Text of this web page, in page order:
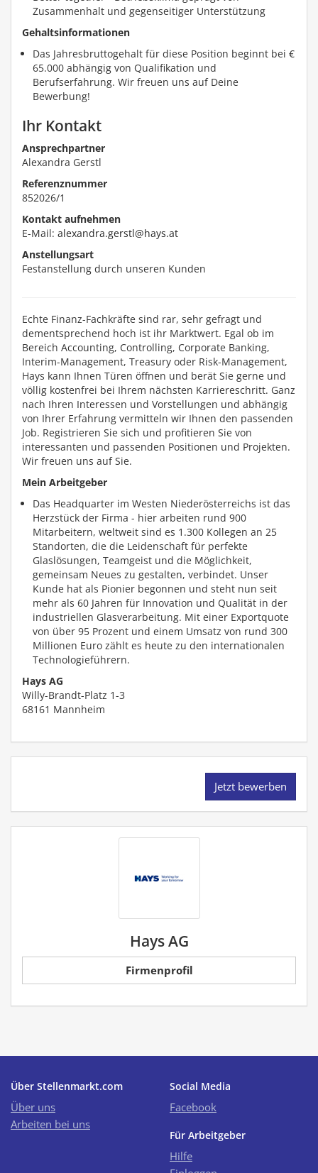
Zusammenhalt und gegenseitiger Unterstützung
Gehaltsinformationen
Das Jahresbruttogehalt für diese Position beginnt bei €
65.000 abhängig von Qualifikation und
Berufserfahrung. Wir freuen uns auf Deine
Bewerbung!
Ihr Kontakt
Ansprechpartner
Alexandra Gerstl
Referenznummer
852026/1
Kontakt aufnehmen
E-Mail: alexandra.gerstl@hays.at
Anstellungsart
Festanstellung durch unseren Kunden
Echte Finanz-Fachkräfte sind rar, sehr gefragt und
dementsprechend hoch ist ihr Marktwert. Egal ob im
Bereich Accounting, Controlling, Corporate Banking,
Interim-Management, Treasury oder Risk-Management,
Hays kann Ihnen Türen öffnen und berät Sie gerne und
völlig kostenfrei bei Ihrem nächsten Karriereschritt. Ganz
nach Ihren Interessen und Vorstellungen und abhängig
von Ihrer Erfahrung vermitteln wir Ihnen den passenden
Job. Registrieren Sie sich und profitieren Sie von
interessanten und passenden Positionen und Projekten.
Wir freuen uns auf Sie.
Mein Arbeitgeber
Das Headquarter im Westen Niederösterreichs ist das
Herzstück der Firma - hier arbeiten rund 900
Mitarbeitern, weltweit sind es 1.300 Kollegen an 25
Standorten, die die Leidenschaft für perfekte
Glaslösungen, Teamgeist und die Möglichkeit,
gemeinsam Neues zu gestalten, verbindet. Unser
Kunde hat als Pionier begonnen und steht nun seit
mehr als 60 Jahren für Innovation und Qualität in der
industriellen Glasverarbeitung. Mit einer Exportquote
von über 95 Prozent und einem Umsatz von rund 300
Millionen Euro zählt es heute zu den internationalen
Technologieführern.
Hays AG
Willy-Brandt-Platz 1-3
68161 Mannheim
Jetzt bewerben
Hays AG
Firmenprofil
Über Stellenmarkt.com
Über uns
Arbeiten bei uns
Social Media
Facebook
Für Arbeitgeber
Hilfe